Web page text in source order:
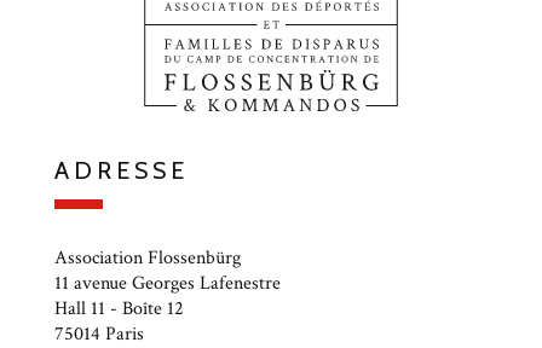
ADRESSE
Association Flossenbürg
11 avenue Georges Lafenestre
Hall 11 - Boîte 12
75014 Paris